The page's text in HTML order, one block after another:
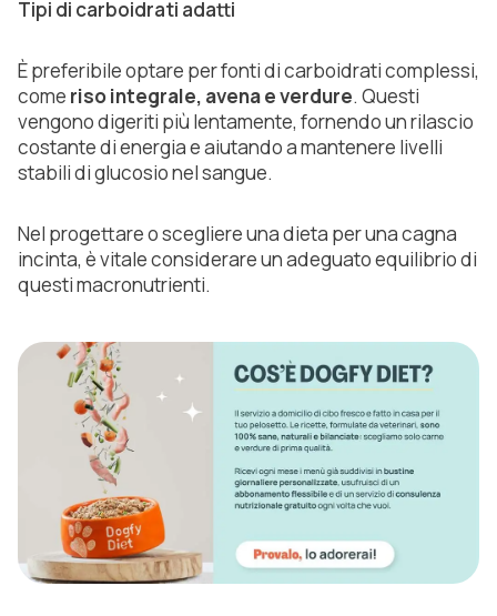
Tipi di carboidrati adatti
È preferibile optare per fonti di carboidrati complessi,
come riso integrale, avena everdure. Questi
vengono digeriti più lentamente, fornendo un rilascio
costante di energia e aiutando a mantenere livelli
stabili di glucosio nel sangue.
Nel progettare o scegliere una dieta per una cagna
incinta, è vitale considerare un adeguato equilibrio di
questi macronutrienti.